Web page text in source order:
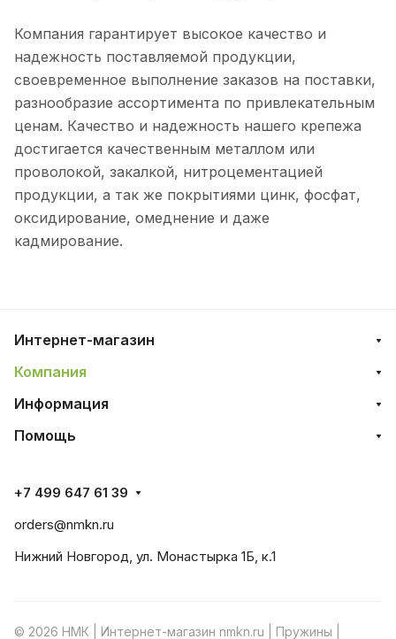
Компания гарантирует высокое качество и
надежность поставляемой продукции,
своевременное выполнение заказов на поставки,
разнообразие ассортимента по привлекательным
ценам. Качество и надежность нашего крепежа
достигается качественным металлом или
проволокой, закалкой, нитроцементацией
продукции, а так же покрытиями цинк, фосфат,
оксидирование, омеднение и даже
кадмирование.
Интернет-магазин
Компания
Информация
Помощь
+7 499 647 61 39
orders@nmkn.ru
Нижний Новгород, ул. Монастырка 1Б, к.1
© 2026 НМК | Интернет-магазин nmkn.ru | Пружины |